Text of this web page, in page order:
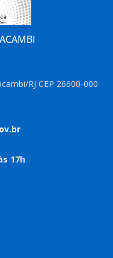
RJ CEP 26600-000
17h